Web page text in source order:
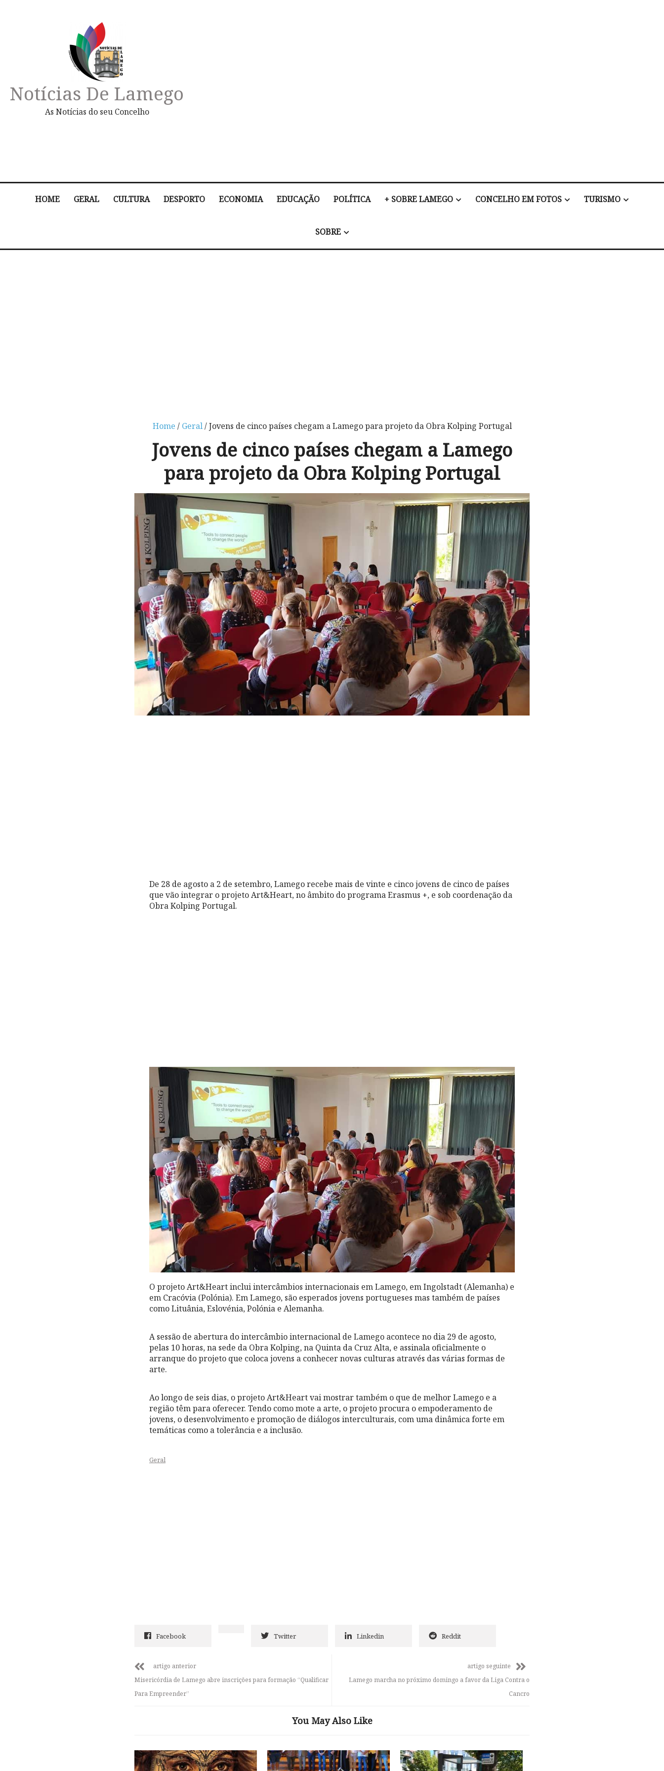
Notícias De Lamego
As Notícias do seu Concelho
HOME GERAL CULTURA DESPORTO ECONOMIA EDUCAÇÃO POLÍTICA + SOBRE LAMEGO CONCELHO EM FOTOS TURISMO
SOBRE
Home / Geral/ Jovens de cinco países chegam a Lamego para projeto da Obra Kolping Portugal
Jovens de cinco países chegam a Lamego
para projeto da Obra Kolping Portugal
De 28 de agosto a 2 de setembro, Lamego recebe mais de vinte e cinco jovens de cinco de países
que vão integrar o projeto Art&Heart, no âmbito do programa Erasmus +, e sob coordenação da
Obra Kolping Portugal.
O projeto Art&Heart inclui intercâmbios internacionais em Lamego, em Ingolstadt (Alemanha) e
em Cracóvia (Polónia). Em Lamego, são esperados jovens portugueses mas também de países
como Lituânia, Eslovénia, Polónia e Alemanha.
A sessão de abertura do intercâmbio internacional de Lamego acontece no dia 29 de agosto,
pelas 10 horas, na sede da Obra Kolping, na Quinta da Cruz Alta, e assinala oficialmente o
arranque do projeto que coloca jovens a conhecer novas culturas através das várias formas de
arte.
Ao longo de seis dias, o projeto Art&Heart vai mostrar também o que de melhor Lamego e a
região têm para oferecer. Tendo como mote a arte, o projeto procura o empoderamento de
jovens, o desenvolvimento e promoção de diálogos interculturais, com uma dinâmica forte em
temáticas como a tolerância e a inclusão.
Geral
Facebook Twitter Linkedin Reddit
artigo anterior
Misericórdia de Lamego abre inscrições para formação “Qualificar
Para Empreender”
artigo seguinte
Lamego marcha no próximo domingo a favor da Liga Contra o
Cancro
You May Also Like